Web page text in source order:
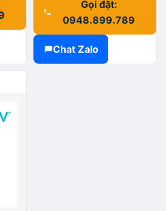
Gọi đặt:
0948.899.789
Chat Zalo